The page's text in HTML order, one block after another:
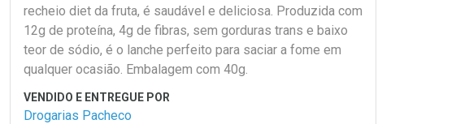
recheio diet da fruta, é saudável e deliciosa. Produzida com
12g de proteína, 4g de fibras, sem gorduras trans e baixo
teor de sódio, é o lanche perfeito para saciar a fome em
qualquer ocasião. Embalagem com 40g.
Drogarias Pacheco